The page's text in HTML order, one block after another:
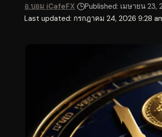
Last updated: กรกฎาคม 24, 2026 9:28
อ.บอม iCafeFX Published: เมษายน 23,